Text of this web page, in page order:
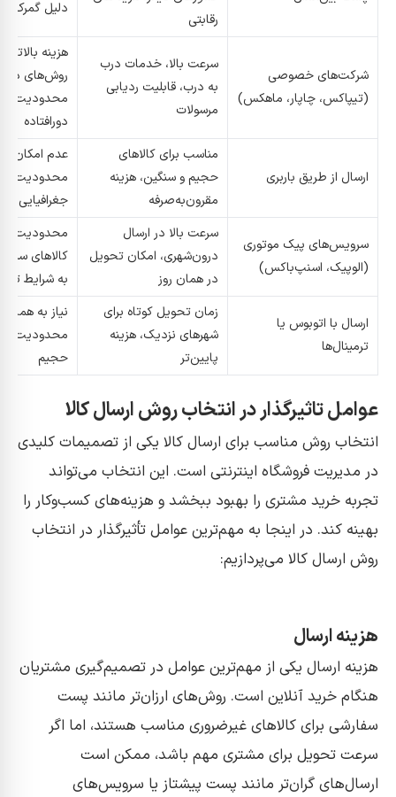
رقابتی
دلیل گمرک،
شرکت‌های خصوصی
(تیپاکس، چاپار، ماهکس)
سرعت بالا، خدمات درب
به درب، قابلیت ردیابی
مرسولات
هزینه
روش‌های
محدودیت
دورافتاده
ارسال از طریق باربری
مناسب برای کالاهای
حجیم و سنگین، هزینه
مقرون‌به‌صرفه
عدم امکان
محدودیت
جغرافیایی
سرویس‌های پیک موتوری
(الوپیک، اسنپ‌باکس)
سرعت بالا در ارسال
درون‌شهری، امکان تحویل
در همان روز
محدودیت در
کالاهای
به شرایط
ارسال با اتوبوس یا
ترمینال‌ها
زمان تحویل کوتاه برای
شهرهای نزدیک، هزینه
پایین‌تر
نیاز به
محدودیت
حجیم
عوامل تاثیرگذار در انتخاب روش ارسال کالا
انتخاب روش مناسب برای ارسال کالا یکی از تصمیمات کلیدی
در مدیریت فروشگاه اینترنتی است. این انتخاب می‌تواند
تجربه خرید مشتری را بهبود ببخشد و هزینه‌های کسب‌وکار را
بهینه کند. در اینجا به مهم‌ترین عوامل تأثیرگذار در انتخاب
روش ارسال کالا می‌پردازیم:
هزینه ارسال
هزینه ارسال یکی از مهم‌ترین عوامل در تصمیم‌گیری مشتریان
هنگام خرید آنلاین است. روش‌های ارزان‌تر مانند پست
سفارشی برای کالاهای غیرضروری مناسب هستند، اما اگر
سرعت تحویل برای مشتری مهم باشد، ممکن است
ارسال‌های گران‌تر مانند پست پیشتاز یا سرویس‌های